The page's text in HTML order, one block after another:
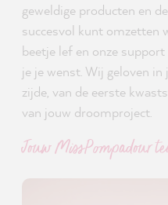
geweldige producten en
succesvol kunt omzetten
beetje lef en onze
je je wenst. Wij geloven
zijde, van de eerste
van jouw droomproject.
Jouw MissPompadour